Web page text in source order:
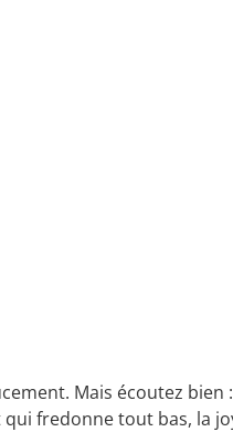
Mais écoutez
fredonne tout bas, la